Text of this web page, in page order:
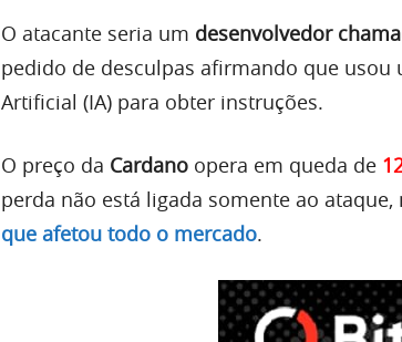
O atacante seria um desenvolvedor
pedido de desculpas afirmando que
Artificial (IA) para obter instruções.
O preço da Cardano opera em queda de
perda não está ligada somente ao ataque,
que afetou todo o mercado.